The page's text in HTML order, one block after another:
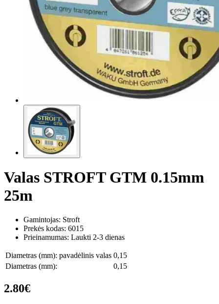
Valas STROFT GTM 0.15mm
25m
Gamintojas: Stroft
Prekės kodas: 6015
Prieinamumas: Laukti 2-3 dienas
Diametras (mm): pavadėlinis valas 0,15
Diametras (mm):
0,15
2.80€